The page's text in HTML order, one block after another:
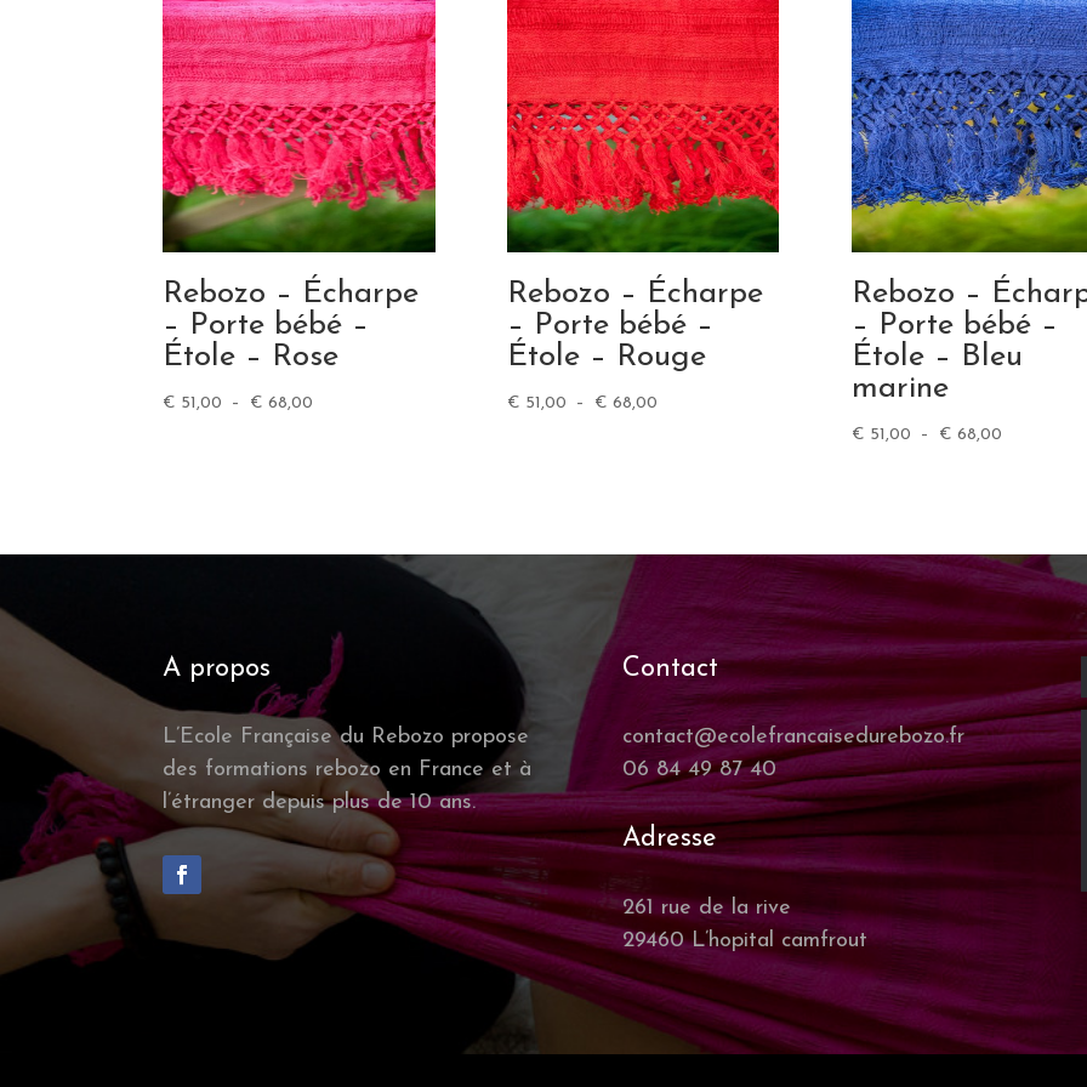
Rebozo – Écharpe
– Porte bébé –
Étole – Rose
€ 51,00 – € 68,00
Rebozo – Écharpe
– Porte bébé –
Étole – Rouge
€ 51,00 – € 68,00Plage
Rebozo –
– Porte bébé –
Étole – Bleu
marine
€ 51,00 – € 68,00Plage
€ 68,00
A propos
L’Ecole Française du Rebozo propose
des formations rebozo en France et à
l’étranger depuis plus de 10 ans.
Contact
contact@ecolefrancaisedurebozo.fr
06 84 49 87 40
Adresse
261 rue de la rive
29460 L’hopital camfrout